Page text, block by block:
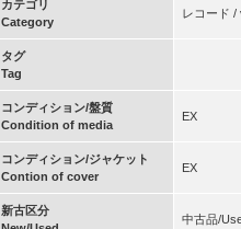
カテゴリ
Category
レコード /
タグ
Tag
コンディション/盤質
Condition of media
EX
コンディション/ジャケット
Contion of cover
EX
新古区分
中古品/